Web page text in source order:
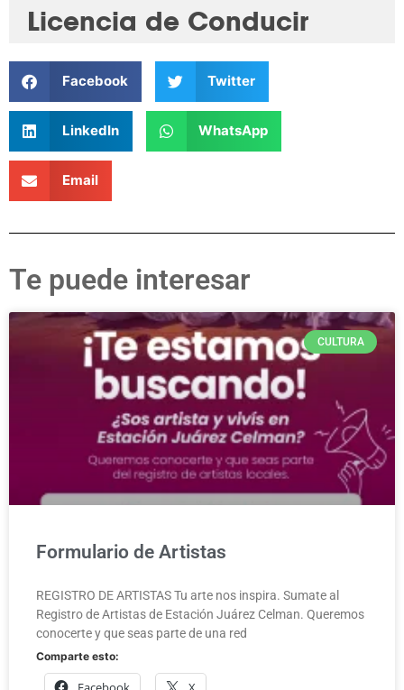
Licencia de Conducir
Facebook Twitter
LinkedIn WhatsApp
Email
Te puede interesar
CULTURA
Formulario de Artistas
REGISTRO DE ARTISTAS Tu arte nos inspira. Sumate al
Registro de Artistas de Estación Juárez Celman. Queremos
conocerte y que seas parte de una red
Comparte esto: